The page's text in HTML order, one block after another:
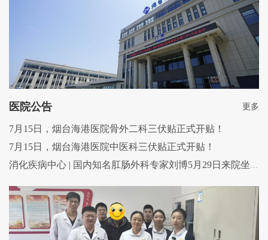
医院公告 更多
7月15日，烟台海港医院骨外二科三伏贴正式开贴！
7月15日，烟台海港医院中医科三伏贴正式开贴！
消化疾病中心 | 国内知名肛肠外科专家刘博5月29日来院坐诊！